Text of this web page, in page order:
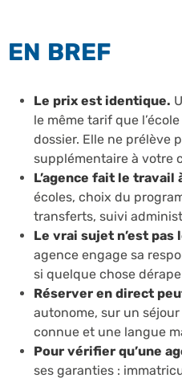
EN BREF
Le prix est identique.
le même tarif que
dossier. Elle ne prélève
supplémentaire à votre
L’agence fait le travail
écoles, choix du
transferts, suivi
Le vrai sujet n’est pas
agence engage sa
si quelque chose
Réserver en direct
autonome, sur un
connue et une langue
Pour vérifier qu’une
ses garanties :